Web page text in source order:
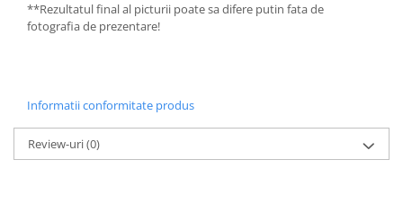
**Rezultatul final al picturii poate sa difere putin fata de
fotografia de prezentare!
Informatii conformitate produs
Review-uri(0)